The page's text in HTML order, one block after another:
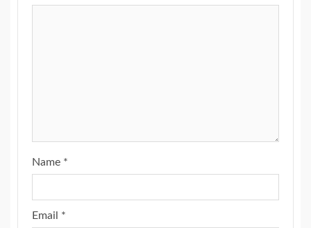
Name *
Email *